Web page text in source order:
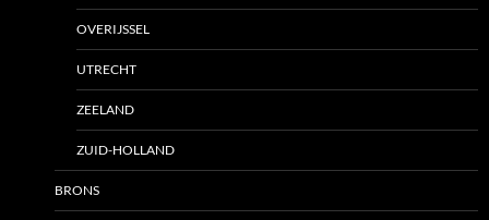
OVERIJSSEL
UTRECHT
ZEELAND
ZUID-HOLLAND
BRONS